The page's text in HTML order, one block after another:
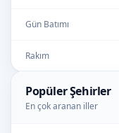
Gün Batımı
Rakım
Popüler Şehirler
En çok aranan iller